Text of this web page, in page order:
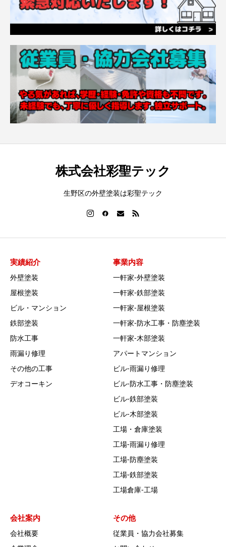
株式会社彩聖テック
生野区の外壁塗装は彩聖テック
実績紹介
外壁塗装
屋根塗装
ビル・マンション
鉄部塗装
防水工事
雨漏り修理
その他の工事
デオコーキン
事業内容
一軒家‐外壁塗装
一軒家‐鉄部塗装
一軒家‐屋根塗装
一軒家‐防水工事・防塵塗装
一軒家‐木部塗装
アパートマンション
ビル‐雨漏り修理
ビル‐防水工事・防塵塗装
ビル‐鉄部塗装
ビル‐木部塗装
工場・倉庫塗装
工場‐雨漏り修理
工場‐防塵塗装
工場‐鉄部塗装
工場倉庫-工場
会社案内
会社概要
その他
従業員・協力会社募集